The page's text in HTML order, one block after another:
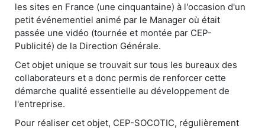
les sites en France (une cinquantaine) à l'occasion d'un
petit événementiel animé par le Manager où était
passée une vidéo (tournée et montée par CEP-
Publicité) de la Direction Générale.
Cet objet unique se trouvait sur tous les bureaux des
collaborateurs et a donc permis de renforcer cette
démarche qualité essentielle au développement de
l'entreprise.
Pour réaliser cet objet, CEP-SOCOTIC, régulièrement